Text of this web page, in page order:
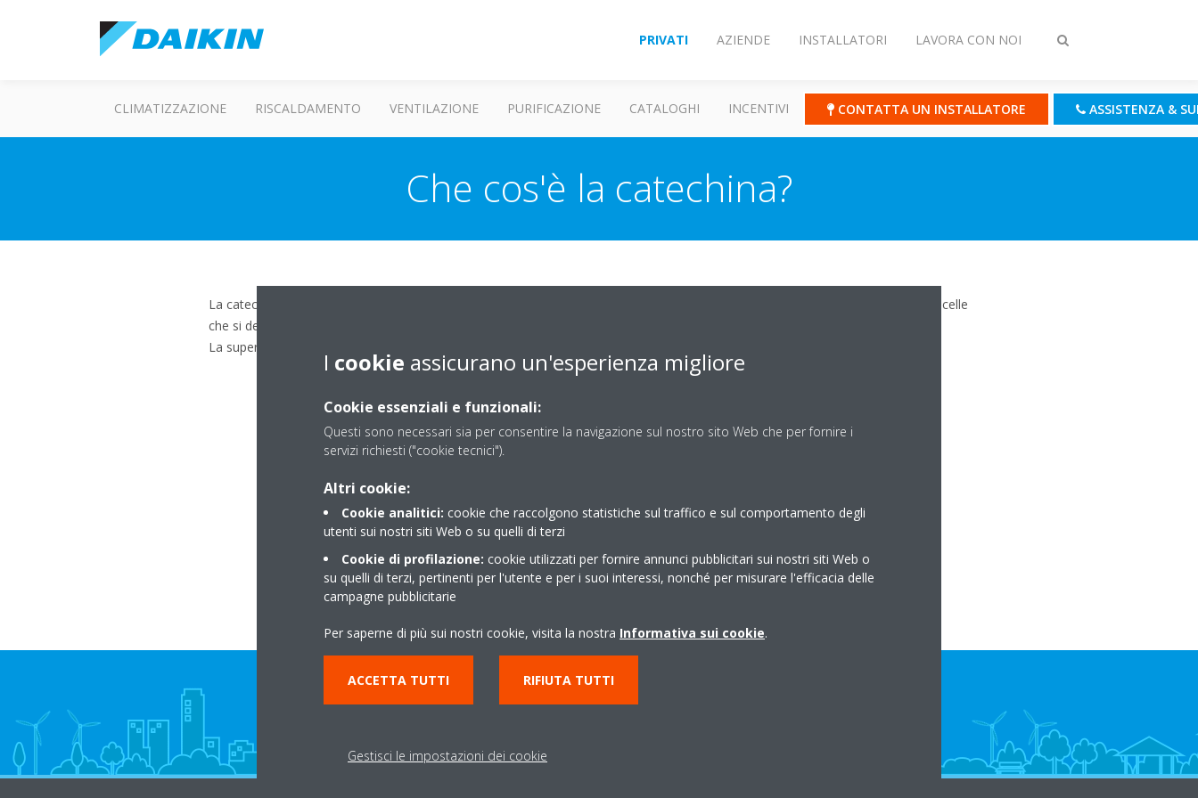
Attiva/disattiva
PRIVATI AZIENDE INSTALLATORI LAVORA CON NOI
CLIMATIZZAZIONE RISCALDAMENTO VENTILAZIONE PURIFICAZIONE CATALOGHI INCENTIVI CONTATTA UN INSTALLATORE ASSISTENZA &
Che cos'è la catechina?
La catechina è una sostanza antibatterica naturale derivata dalle foglie di tè che uccide i germi che possono attaccarsi alle particelle
che si depositano sul filtro del climatizzatore.
La superficie filtrante di un filtro pieghettato è circa 1,5 volte maggiore di quella di un filtro piatto tradizionale.
I cookie assicurano un'esperienza migliore
Cookie essenziali e funzionali:
Questi sono necessari sia per consentire la navigazione sul nostro sito Web che per fornire i
servizi richiesti ("cookie tecnici").
Altri cookie:
Cookie analitici: cookie che raccolgono statistiche sul traffico e sul comportamento degli
utenti sui nostri siti Web o su quelli di terzi
Cookie di profilazione: cookie utilizzati per fornire annunci pubblicitari sui nostri siti Web o
su quelli di terzi, pertinenti per l'utente e per i suoi interessi, nonché per misurare l'efficacia delle
campagne pubblicitarie
Per saperne di più sui nostri cookie, visita la nostra Informativa sui cookie.
ACCETTA TUTTI RIFIUTA TUTTI
Gestisci le impostazioni dei cookie